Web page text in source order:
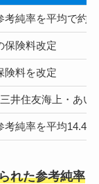
考純率を平均で約
保険料改定
険料を改定
井住友海上・あ
純率を平均14.4
れた参考純率